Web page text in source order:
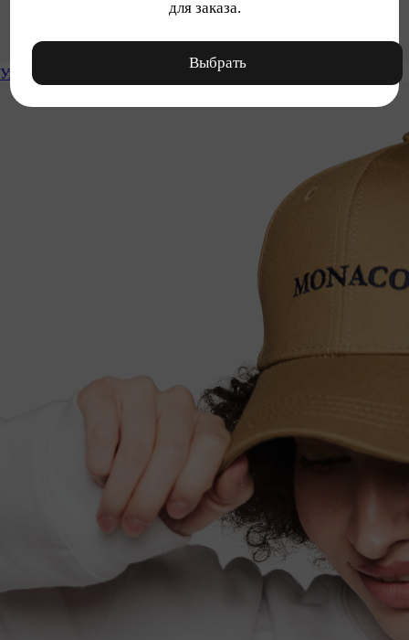
Уход
для заказа.
Выбрать